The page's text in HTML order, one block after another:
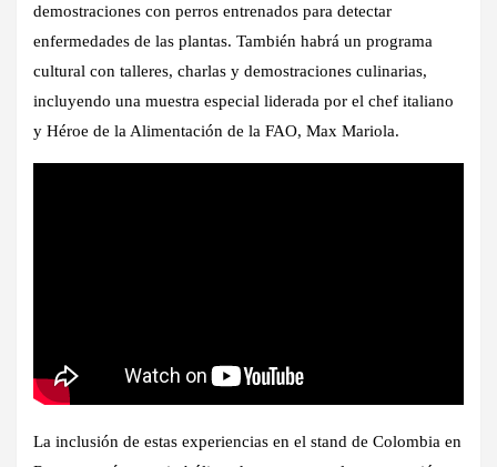
demostraciones con perros entrenados para detectar
enfermedades de las plantas. También habrá un programa
cultural con talleres, charlas y demostraciones culinarias,
incluyendo una muestra especial liderada por el chef italiano
y Héroe de la Alimentación de la FAO, Max Mariola.
La inclusión de estas experiencias en el stand de Colombia en